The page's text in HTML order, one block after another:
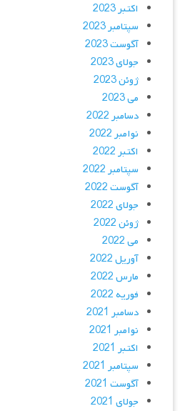
اکتبر 2023
سپتامبر 2023
آگوست 2023
جولای 2023
ژوئن 2023
می 2023
دسامبر 2022
نوامبر 2022
اکتبر 2022
سپتامبر 2022
آگوست 2022
جولای 2022
ژوئن 2022
می 2022
آوریل 2022
مارس 2022
فوریه 2022
دسامبر 2021
نوامبر 2021
اکتبر 2021
سپتامبر 2021
آگوست 2021
جولای 2021